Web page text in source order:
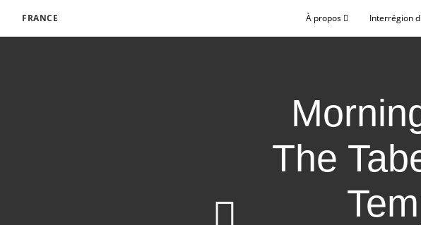
FRANCE À propos Interrégion
The